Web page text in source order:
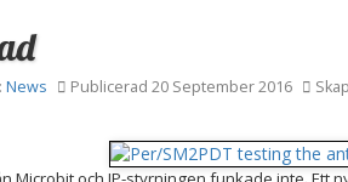
News Publicerad 20 September 2016